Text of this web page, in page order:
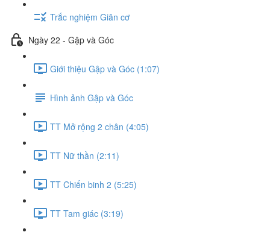
Trắc nghiệm Giãn cơ
Ngày 22 - Gập và Góc
Giới thiệu Gập và Góc (1:07)
Hình ảnh Gập và Góc
TT Mở rộng 2 chân (4:05)
TT Nữ thần (2:11)
TT Chiến binh 2 (5:25)
TT Tam giác (3:19)